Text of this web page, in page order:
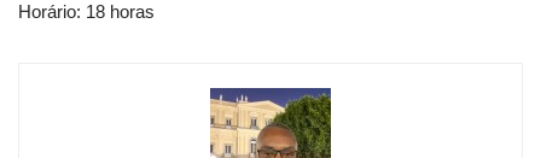
Horário: 18 horas